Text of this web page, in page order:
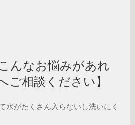
んなお悩みがあれ
ご相談ください】
水がたくさん入らないし洗いにく